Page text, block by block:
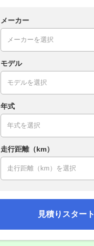
メーカー
モデル
年式
走行距離（km）
見積りスタート